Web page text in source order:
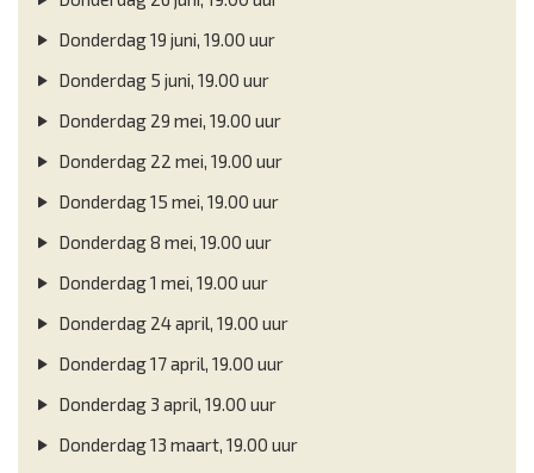
Donderdag 19 juni, 19.00 uur
Donderdag 5 juni, 19.00 uur
Donderdag 29 mei, 19.00 uur
Donderdag 22 mei, 19.00 uur
Donderdag 15 mei, 19.00 uur
Donderdag 8 mei, 19.00 uur
Donderdag 1 mei, 19.00 uur
Donderdag 24 april, 19.00 uur
Donderdag 17 april, 19.00 uur
Donderdag 3 april, 19.00 uur
Donderdag 13 maart, 19.00 uur